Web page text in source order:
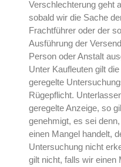
Verschlechterung geht
sobald wir die Sache
Frachtführer oder der
Ausführung der
Person oder Anstalt
Unter Kaufleuten gilt
geregelte
Rügepflicht.
geregelte Anzeige, so
genehmigt, es sei
einen Mangel handelt,
Untersuchung nicht
gilt nicht, falls wir einen